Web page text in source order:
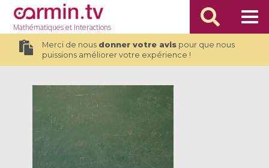
Mathématiqueset Interactions
Merci de nous donner votre avispour que nous
puissions améliorer votre expérience !